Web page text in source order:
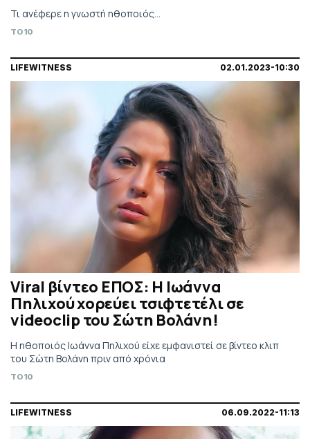
Τι ανέφερε η γνωστή ηθοποιός...
TO10
LIFEWITNESS 02.01.2023-10:30
Viral βίντεο ΕΠΟΣ: Η Ιωάννα
Πηλιχού χορεύει τσιφτετέλι σε
videoclip του Σώτη Βολάνη!
Η ηθοποιός Ιωάννα Πηλιχού είχε εμφανιστεί σε βίντεο κλιπ
του Σώτη Βολάνη πριν από χρόνια
TO10
LIFEWITNESS 06.09.2022-11:13